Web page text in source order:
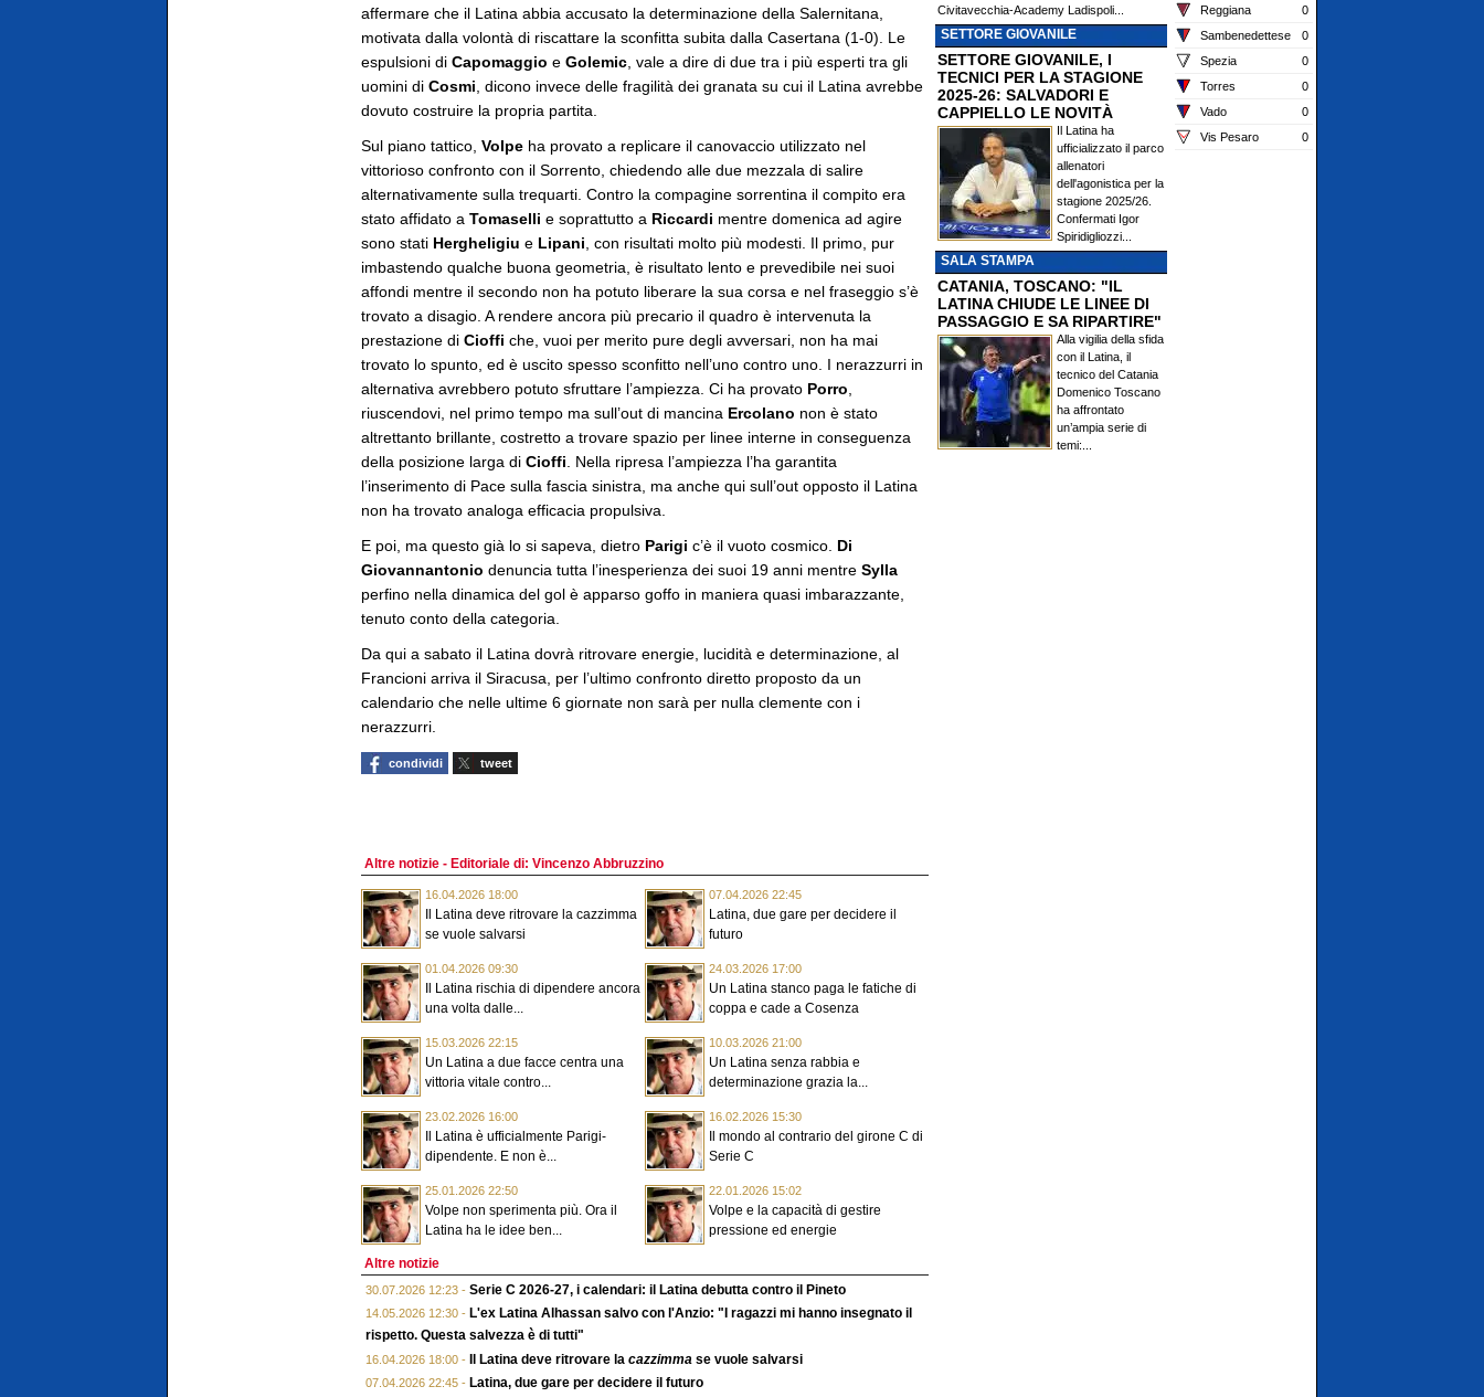
affermare che il Latina abbia accusato la determinazione della Salernitana,
motivata dalla volontà di riscattare la sconfitta subita dalla Casertana (1-0). Le
espulsioni di Capomaggio e Golemic , vale a dire di due tra i più esperti tra gli
uomini di Cosmi , dicono invece delle fragilità dei granata su cui il Latina avrebbe
dovuto costruire la propria partita.
Sul piano tattico, Volpe ha provato a replicare il canovaccio utilizzato nel
vittorioso confronto con il Sorrento, chiedendo alle due mezzala di salire
alternativamente sulla trequarti. Contro la compagine sorrentina il compito era
stato affidato a Tomaselli e soprattutto a Riccardi mentre domenica ad agire
sono stati Hergheligiu e Lipani , con risultati molto più modesti. Il primo, pur
imbastendo qualche buona geometria, è risultato lento e prevedibile nei suoi
affondi mentre il secondo non ha potuto liberare la sua corsa e nel fraseggio s’è
trovato a disagio. A rendere ancora più precario il quadro è intervenuta la
prestazione di Cioffi che, vuoi per merito pure degli avversari, non ha mai
trovato lo spunto, ed è uscito spesso sconfitto nell’uno contro uno. I nerazzurri in
alternativa avrebbero potuto sfruttare l’ampiezza. Ci ha provato Porro
riuscendovi, nel primo tempo ma sull’out di mancina Ercolano non è stato
altrettanto brillante, costretto a trovare spazio per linee interne in conseguenza
della posizione larga di Cioffi . Nella ripresa l’ampiezza l’ha garantita
l’inserimento di Pace sulla fascia sinistra, ma anche qui sull’out opposto il Latina
non ha trovato analoga efficacia propulsiva.
E poi, ma questo già lo si sapeva, dietro Parigi c’è il vuoto cosmico. Di
Giovannantonio denuncia tutta l’inesperienza dei suoi 19 anni mentre Sylla
perfino nella dinamica del gol è apparso goffo in maniera quasi imbarazzante,
tenuto conto della categoria.
Da qui a sabato il Latina dovrà ritrovare energie, lucidità e determinazione, al
Francioni arriva il Siracusa, per l’ultimo confronto diretto proposto da un
calendario che nelle ultime 6 giornate non sarà per nulla clemente con i
nerazzurri.
condividi tweet
Altre notizie - Editoriale di: Vincenzo Abbruzzino
16.04.2026 18:00
Il Latina deve ritrovare la cazzimma
se vuole salvarsi
07.04.2026 22:45
Latina, due gare per decidere il
futuro
01.04.2026 09:30
Il Latina rischia di dipendere ancora
una volta dalle...
24.03.2026 17:00
Un Latina stanco paga le fatiche di
coppa e cade a Cosenza
15.03.2026 22:15
Un Latina a due facce centra una
vittoria vitale contro...
10.03.2026 21:00
Un Latina senza rabbia e
determinazione grazia la...
23.02.2026 16:00
Il Latina è ufficialmente Parigi-
dipendente. E non è...
16.02.2026 15:30
Il mondo al contrario del girone C di
Serie C
25.01.2026 22:50
Volpe non sperimenta più. Ora il
Latina ha le idee ben...
22.01.2026 15:02
Volpe e la capacità di gestire
pressione ed energie
Altre notizie
30.07.2026 12:23 - Serie C 2026-27, i calendari: il Latina debutta contro il Pineto
14.05.2026 12:30 - L'ex Latina Alhassan salvo con l'Anzio: "I ragazzi mi hanno insegnato il
rispetto. Questa salvezza è di tutti"
16.04.2026 18:00 - Il Latina deve ritrovare la cazzimma se vuole salvarsi
07.04.2026 22:45 - Latina, due gare per decidere il futuro
Civitavecchia-Academy Ladispoli...
SETTORE GIOVANILE
SETTORE GIOVANILE, I
TECNICI PER LA STAGIONE
2025-26: SALVADORI E
CAPPIELLO LE NOVITÀ
Il Latina ha
ufficializzato il parco
allenatori
dell'agonistica per la
stagione 2025/26.
Confermati Igor
Spiridigliozzi...
SALA STAMPA
CATANIA, TOSCANO: "IL
LATINA CHIUDE LE LINEE DI
PASSAGGIO E SA RIPARTIRE"
Alla vigilia della sfida
con il Latina, il
tecnico del Catania
Domenico Toscano
ha affrontato
un’ampia serie di
temi:...
Reggiana
0
Sambenedettese
0
Spezia
0
Torres
0
Vado
0
Vis Pesaro
0